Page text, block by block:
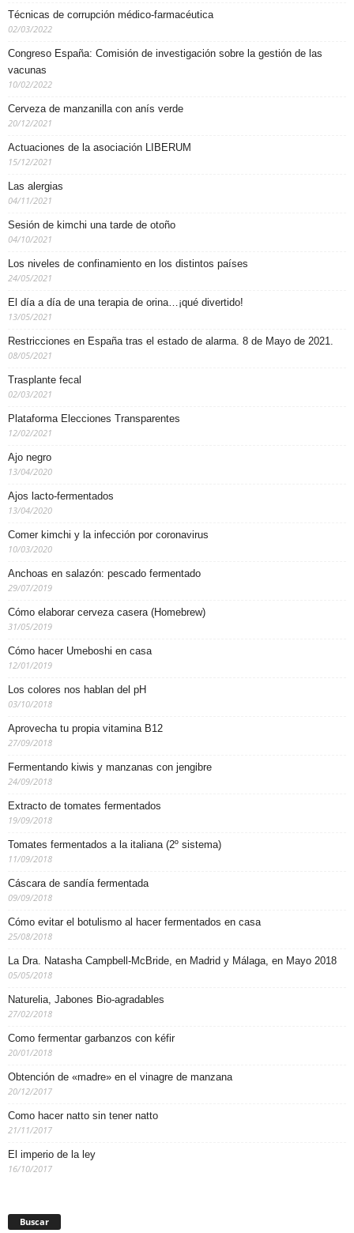
Técnicas de corrupción médico-farmacéutica
02/03/2022
Congreso España: Comisión de investigación sobre la gestión de las
vacunas
10/02/2022
Cerveza de manzanilla con anís verde
20/12/2021
Actuaciones de la asociación LIBERUM
15/12/2021
Las alergias
04/11/2021
Sesión de kimchi una tarde de otoño
04/10/2021
Los niveles de confinamiento en los distintos países
24/05/2021
El día a día de una terapia de orina…¡qué divertido!
13/05/2021
Restricciones en España tras el estado de alarma. 8 de Mayo de 2021.
08/05/2021
Trasplante fecal
02/03/2021
Plataforma Elecciones Transparentes
12/02/2021
Ajo negro
13/04/2020
Ajos lacto-fermentados
13/04/2020
Comer kimchi y la infección por coronavirus
10/03/2020
Anchoas en salazón: pescado fermentado
29/07/2019
Cómo elaborar cerveza casera (Homebrew)
31/05/2019
Cómo hacer Umeboshi en casa
12/01/2019
Los colores nos hablan del pH
03/10/2018
Aprovecha tu propia vitamina B12
27/09/2018
Fermentando kiwis y manzanas con jengibre
24/09/2018
Extracto de tomates fermentados
19/09/2018
Tomates fermentados a la italiana (2º sistema)
11/09/2018
Cáscara de sandía fermentada
09/09/2018
Cómo evitar el botulismo al hacer fermentados en casa
25/08/2018
La Dra. Natasha Campbell-McBride, en Madrid y Málaga, en Mayo 2018
05/05/2018
Naturelia, Jabones Bio-agradables
27/02/2018
Como fermentar garbanzos con kéfir
20/01/2018
Obtención de «madre» en el vinagre de manzana
20/12/2017
Como hacer natto sin tener natto
21/11/2017
El imperio de la ley
16/10/2017
Buscar